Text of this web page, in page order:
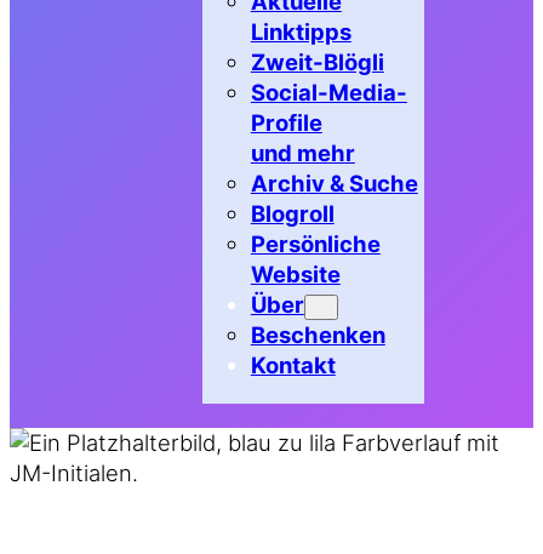
Linktipps
Zweit-Blögli
Social-Media-
Profile
und mehr
Archiv & Suche
Blogroll
Persönliche
Website
Über
Beschenken
Kontakt